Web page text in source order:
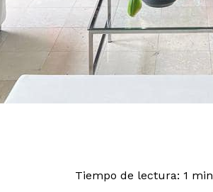
Tiempo de lectura: 1 min